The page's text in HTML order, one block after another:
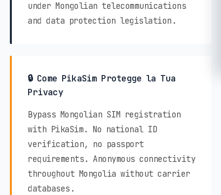
under Mongolian telecommunications
and data protection legislation.
🔒 Come PikaSim Protegge la Tua
Privacy
Bypass Mongolian SIM registration
with PikaSim. No national ID
verification, no passport
requirements. Anonymous connectivity
throughout Mongolia without carrier
databases.